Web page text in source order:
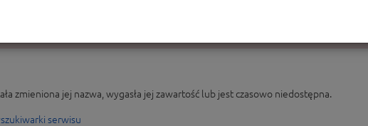
zmieniona jej nazwa, wygasła jej zawartość lub jest czasowo niedostępna.
serwisu